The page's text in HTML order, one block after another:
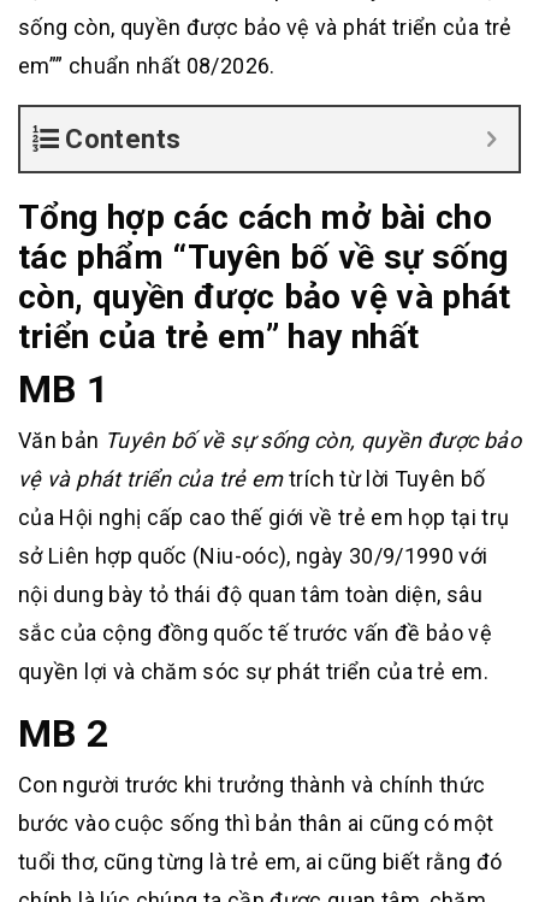
sống còn, quyền được bảo vệ và phát triển của trẻ
em”” chuẩn nhất 08/2026.
Contents
Tổng hợp các cách mở bài cho
tác phẩm “Tuyên bố về sự sống
còn, quyền được bảo vệ và phát
triển của trẻ em” hay nhất
MB 1
Văn bản Tuyên bố về sự sống còn, quyền được bảo
vệ và phát triển của trẻ emtrích từ lời Tuyên bố
của Hội nghị cấp cao thế giới về trẻ em họp tại trụ
sở Liên hợp quốc (Niu-oóc), ngày 30/9/1990 với
nội dung bày tỏ thái độ quan tâm toàn diện, sâu
sắc của cộng đồng quốc tế trước vấn đề bảo vệ
quyền lợi và chăm sóc sự phát triển của trẻ em.
MB 2
Con người trước khi trưởng thành và chính thức
bước vào cuộc sống thì bản thân ai cũng có một
tuổi thơ, cũng từng là trẻ em, ai cũng biết rằng đó